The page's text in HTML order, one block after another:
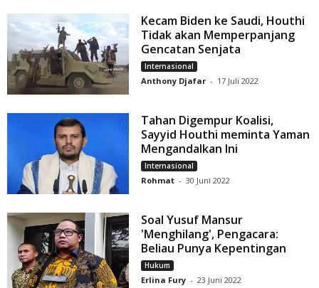
Kecam Biden ke Saudi, Houthi
Tidak akan Memperpanjang
Gencatan Senjata
Internasional
Anthony Djafar - 17 Juli 2022
Tahan Digempur Koalisi,
Sayyid Houthi meminta Yaman
Mengandalkan Ini
Internasional
Rohmat - 30 Juni 2022
Soal Yusuf Mansur
'Menghilang', Pengacara:
Beliau Punya Kepentingan
Hukum
Erlina Fury - 23 Juni 2022